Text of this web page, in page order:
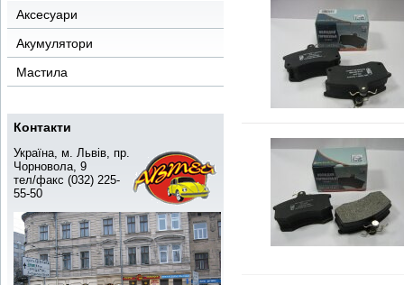
Аксесуари
Акумулятори
Мастила
Контакти
Україна, м. Львів, пр.
Чорновола, 9
тел/факс (032) 225-
55-50